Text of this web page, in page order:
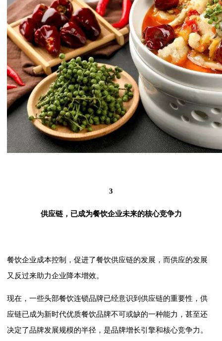
3
供应链，已成为餐饮企业未来的核心竞争力
餐饮企业成本控制，促进了餐饮供应链的发展，而供应的发展
又反过来助力企业降本增效。
现在，一些头部餐饮连锁品牌已经意识到供应链的重要性，供
应链已成为新时代优质餐饮品牌不可或缺的一种能力，甚至还
决定了品牌发展规模的半径，是品牌增长引擎和核心竞争力。